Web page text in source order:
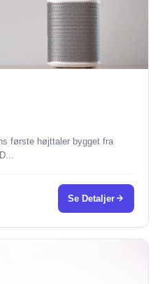
første højttaler bygget fra
Se Detaljer